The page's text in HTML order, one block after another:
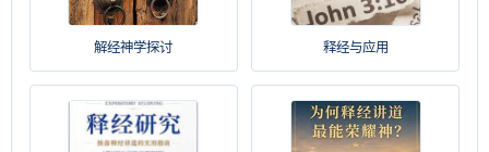
解经神学探讨 释经与应用